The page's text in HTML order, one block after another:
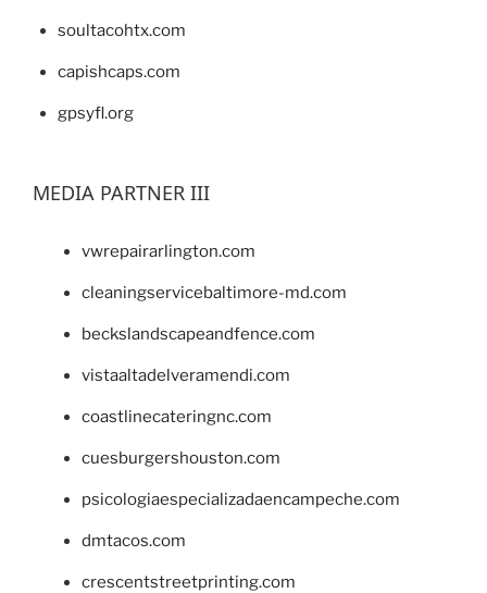
soultacohtx.com
capishcaps.com
gpsyfl.org
MEDIA PARTNER III
vwrepairarlington.com
cleaningservicebaltimore-md.com
beckslandscapeandfence.com
vistaaltadelveramendi.com
coastlinecateringnc.com
cuesburgershouston.com
psicologiaespecializadaencampeche.com
dmtacos.com
crescentstreetprinting.com